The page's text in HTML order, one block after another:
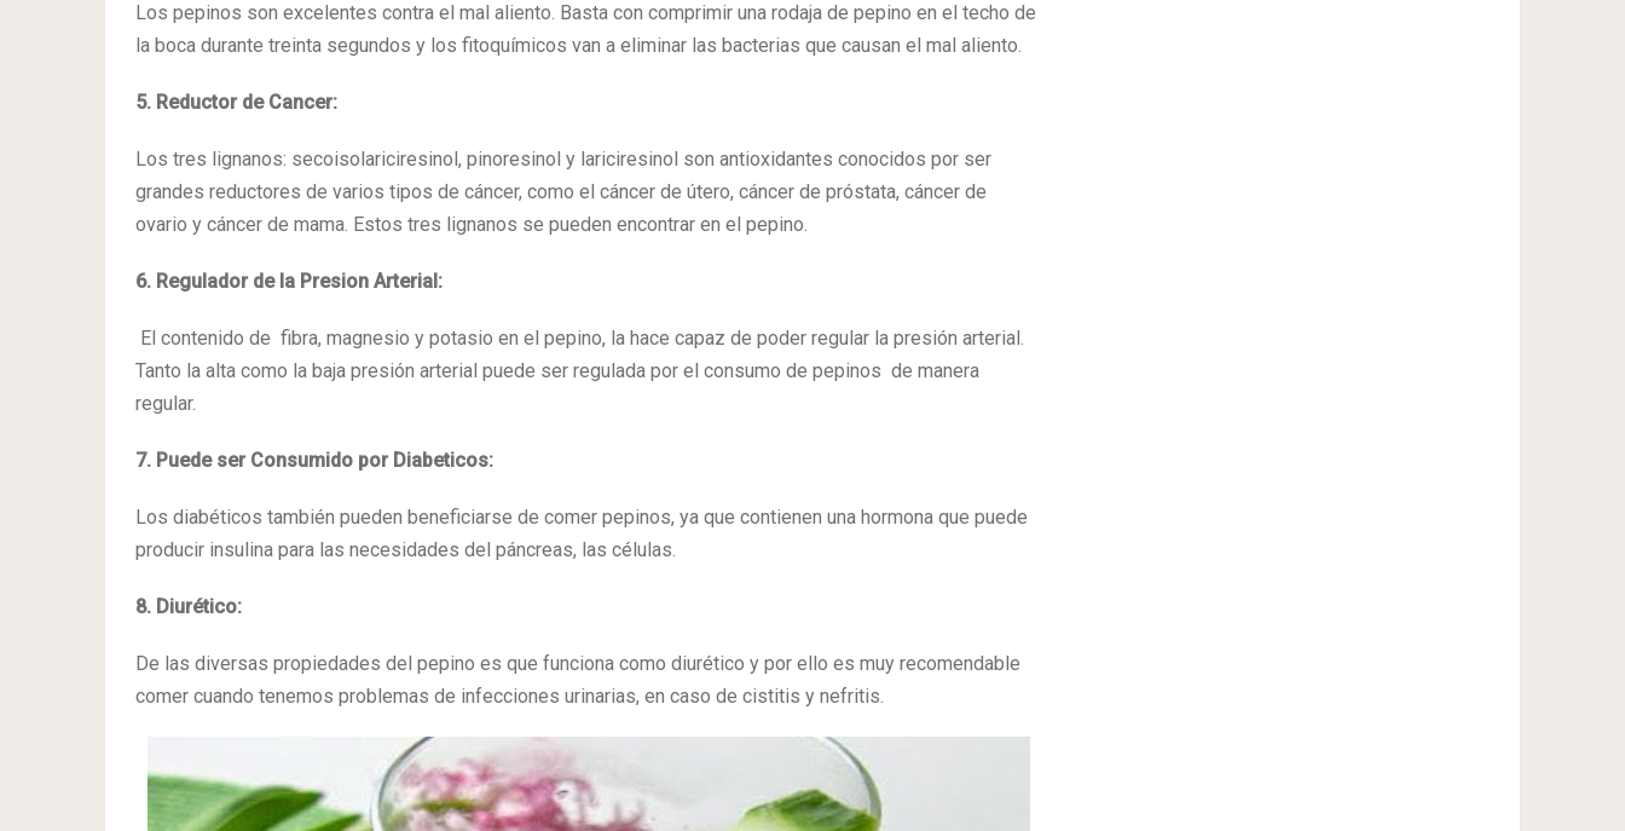
Los pepinos son excelentes contra el mal aliento. Basta con comprimir una rodaja de pepino en el techo de
la boca durante treinta segundos y los fitoquímicos van a eliminar las bacterias que causan el mal aliento.
5. Reductor de Cancer:
Los tres lignanos: secoisolariciresinol, pinoresinol y lariciresinol son antioxidantes conocidos por ser
grandes reductores de varios tipos de cáncer, como el cáncer de útero, cáncer de próstata, cáncer de
ovario y cáncer de mama. Estos tres lignanos se pueden encontrar en el pepino.
6. Regulador de la Presion Arterial:
El contenido de fibra, magnesio y potasio en el pepino, la hace capaz de poder regular la presión arterial.
Tanto la alta como la baja presión arterial puede ser regulada por el consumo de pepinos de manera
regular.
7. Puede ser Consumido por Diabeticos:
Los diabéticos también pueden beneficiarse de comer pepinos, ya que contienen una hormona que puede
producir insulina para las necesidades del páncreas, las células.
8. Diurético:
De las diversas propiedades del pepino es que funciona como diurético y por ello es muy recomendable
comer cuando tenemos problemas de infecciones urinarias, en caso de cistitis y nefritis.